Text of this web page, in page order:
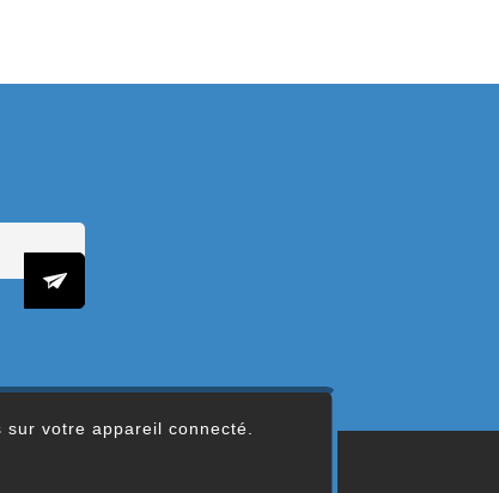
votre appareil connecté.